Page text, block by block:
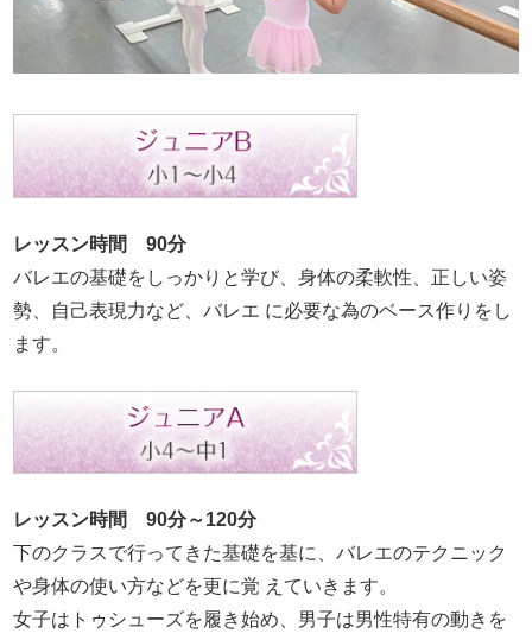
レッスン時間 90分
バレエの基礎をしっかりと学び、身体の柔軟性、正しい姿
勢、自己表現力など、バレエ に必要な為のベース作りをし
ます。
レッスン時間 90分～120分
下のクラスで行ってきた基礎を基に、バレエのテクニック
や身体の使い方などを更に覚 えていきます。
女子はトゥシューズを履き始め、男子は男性特有の動きを